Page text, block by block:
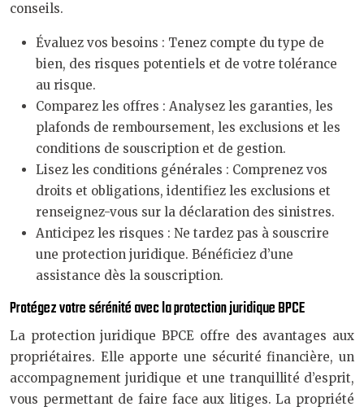
conseils.
Évaluez vos besoins : Tenez compte du type de
bien, des risques potentiels et de votre tolérance
au risque.
Comparez les offres : Analysez les garanties, les
plafonds de remboursement, les exclusions et les
conditions de souscription et de gestion.
Lisez les conditions générales : Comprenez vos
droits et obligations, identifiez les exclusions et
renseignez-vous sur la déclaration des sinistres.
Anticipez les risques : Ne tardez pas à souscrire
une protection juridique. Bénéficiez d’une
assistance dès la souscription.
Protégez votre sérénité avec la protection juridique BPCE
La protection juridique BPCE offre des avantages aux
propriétaires. Elle apporte une sécurité financière, un
accompagnement juridique et une tranquillité d’esprit,
vous permettant de faire face aux litiges. La propriété